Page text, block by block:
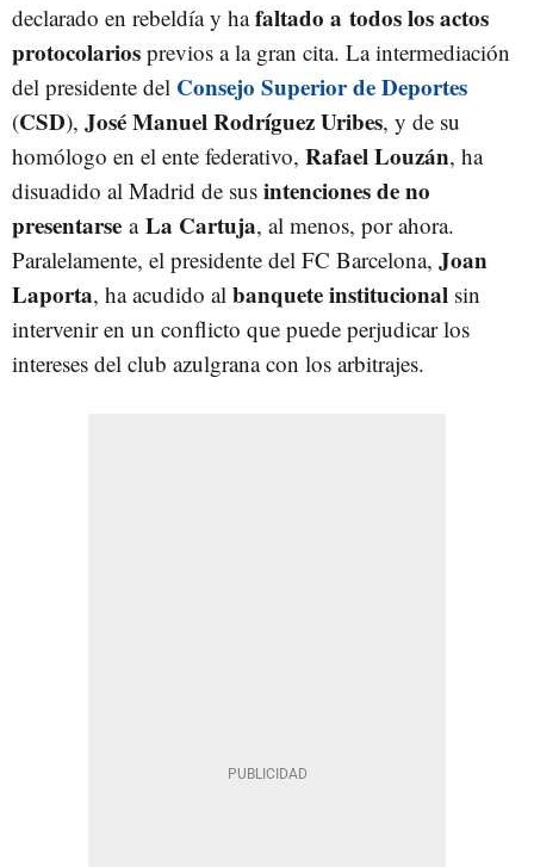
declarado en rebeldía y hafaltado a todos los actos
protocolarios previos a la gran cita. La intermediación
del presidente del Consejo Superior de Deportes
(CSD), José Manuel Rodríguez Uribes, y de su
homólogo en el ente federativo, Rafael Louzán, ha
disuadido al Madrid de sus intenciones de no
presentarse aLa Cartuja, al menos, por ahora.
Paralelamente, el presidente del FC Barcelona, Joan
Laporta, ha acudido al banquete institucional sin
intervenir en un conflicto que puede perjudicar los
intereses del club azulgrana con los arbitrajes.